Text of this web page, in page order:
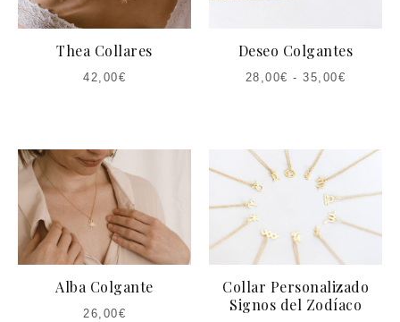
Thea Collares
42,00€
Deseo Colgantes
28,00€ -35,00€
Alba Colgante
26,00€
Collar Personalizado
Signos del Zodíaco